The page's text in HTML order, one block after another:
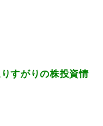
すがりの株投資情